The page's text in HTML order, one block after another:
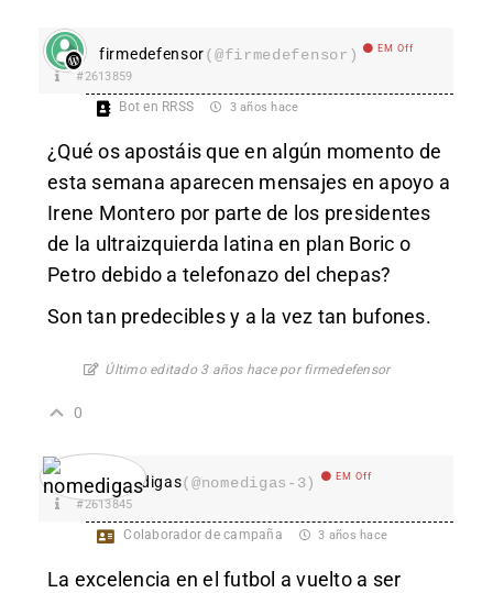
firmedefensor(@firmedefensor) EM Off
#2613859
Bot en RRSS 3 años hace
¿Qué os apostáis que en algún momento de
esta semana aparecen mensajes en apoyo a
Irene Montero por parte de los presidentes
de la ultraizquierda latina en plan Boric o
Petro debido a telefonazo del chepas?
Son tan predecibles y a la vez tan bufones.
Último editado 3 años hace por firmedefensor
0
nomedigas(@nomedigas-3) EM Off
#2613845
Colaborador de campaña 3 años hace
La excelencia en el futbol a vuelto a ser